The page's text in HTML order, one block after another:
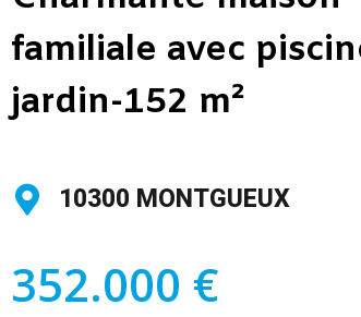
familiale avec
jardin-152 m²
10300 MONTGUEUX
352.000 €